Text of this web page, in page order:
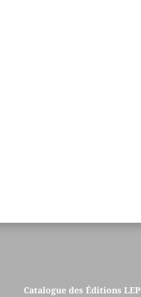
Catalogue des Éditions LEP